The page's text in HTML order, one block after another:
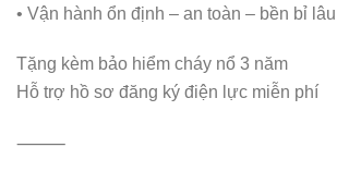
• Vận hành ổn định – an toàn – bền bỉ
Tặng kèm bảo hiểm cháy nổ 3 năm
Hỗ trợ hồ sơ đăng ký điện lực miễn phí
⸻